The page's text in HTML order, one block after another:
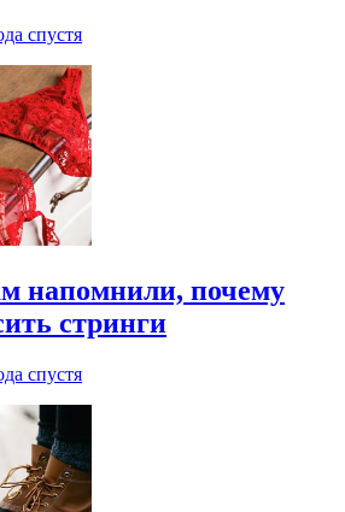
спустя
напомнили, почему
стринги
спустя